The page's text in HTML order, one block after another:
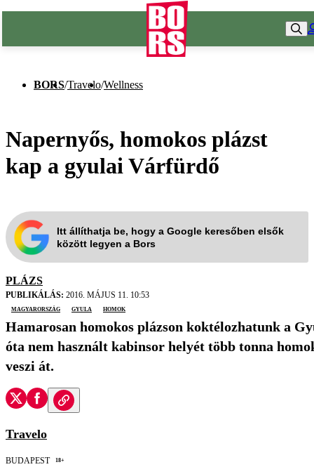
BORS/Travelo/Wellness
Napernyős, homokos plázst
kap a gyulai Várfürdő
Itt állíthatja be, hogy a Google keresőben elsők
között legyen a Bors
PLÁZS
PUBLIKÁLÁS: 2016. MÁJUS 11. 10:53
Magyarország
Gyula homok
Hamarosan homokos plázson koktélozhatunk a
óta nem használt kabinsor helyét több tonna
veszi át.
Travelo
18+
BUDAPEST